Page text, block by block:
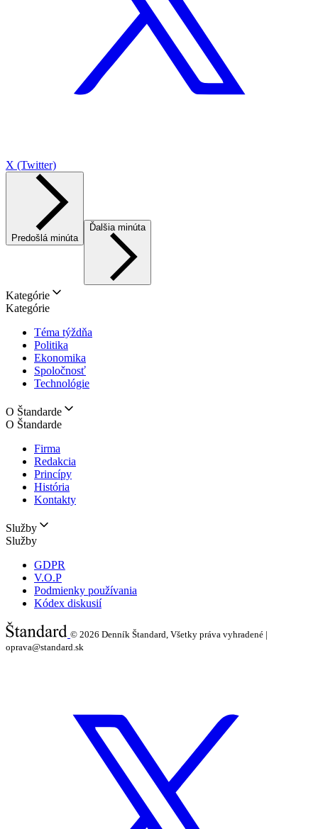
X (Twitter)
Predošlá minúta
Ďalšia minúta
Kategórie
Kategórie
Téma týždňa
Politika
Ekonomika
Spoločnosť
Technológie
O Štandarde
O Štandarde
Firma
Redakcia
Princípy
História
Kontakty
Služby
Služby
GDPR
V.O.P
Podmienky používania
Kódex diskusií
© 2026 Denník Štandard, Všetky práva vyhradené |
oprava@standard.sk